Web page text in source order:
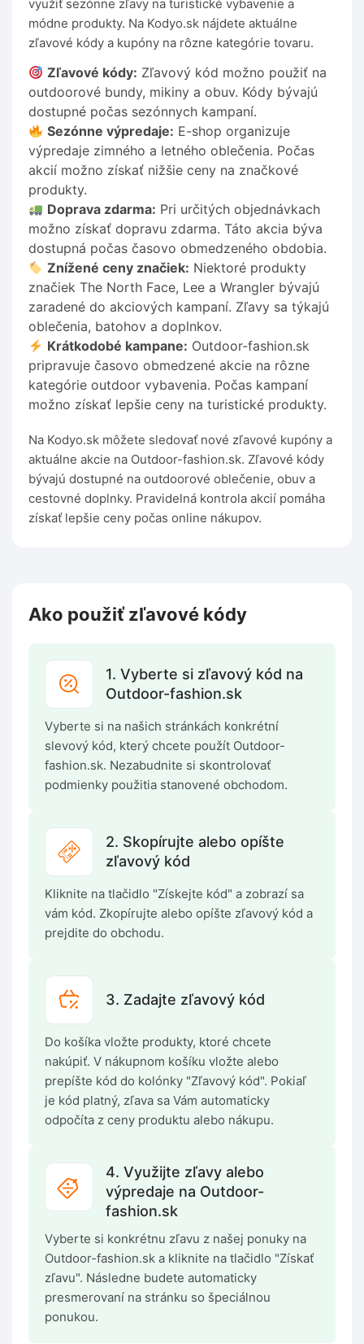
využiť sezónne zľavy na turistické vybavenie a
módne produkty. Na Kodyo.sk nájdete aktuálne
zľavové kódy a kupóny na rôzne kategórie tovaru.
Zľavové kódy: Zľavový kód možno použiť na
outdoorové bundy, mikiny a obuv. Kódy bývajú
dostupné počas sezónnych kampaní.
Sezónne výpredaje: E-shop organizuje
výpredaje zimného a letného oblečenia. Počas
akcií možno získať nižšie ceny na značkové
produkty.
Doprava zdarma: Pri určitých objednávkach
možno získať dopravu zdarma. Táto akcia býva
dostupná počas časovo obmedzeného obdobia.
Znížené ceny značiek: Niektoré produkty
značiek The North Face, Lee a Wrangler bývajú
zaradené do akciových kampaní. Zľavy sa týkajú
oblečenia, batohov a doplnkov.
Krátkodobé kampane: Outdoor-fashion.sk
pripravuje časovo obmedzené akcie na rôzne
kategórie outdoor vybavenia. Počas kampaní
možno získať lepšie ceny na turistické produkty.
Na Kodyo.sk môžete sledovať nové zľavové kupóny a
aktuálne akcie na Outdoor-fashion.sk. Zľavové kódy
bývajú dostupné na outdoorové oblečenie, obuv a
cestovné doplnky. Pravidelná kontrola akcií pomáha
získať lepšie ceny počas online nákupov.
Ako použiť zľavové kódy
1. Vyberte si zľavový kód na
Outdoor-fashion.sk
Vyberte si na našich stránkách konkrétní
slevový kód, který chcete použít Outdoor-
fashion.sk. Nezabudnite si skontrolovať
podmienky použitia stanovené obchodom.
2. Skopírujte alebo opíšte
zľavový kód
Kliknite na tlačidlo "Získejte kód" a zobrazí sa
vám kód. Zkopírujte alebo opíšte zľavový kód a
prejdite do obchodu.
3. Zadajte zľavový kód
Do košíka vložte produkty, ktoré chcete
nakúpiť. V nákupnom košíku vložte alebo
prepíšte kód do kolónky "Zľavový kód". Pokiaľ
je kód platný, zľava sa Vám automaticky
odpočíta z ceny produktu alebo nákupu.
4. Využijte zľavy alebo
výpredaje na Outdoor-
fashion.sk
Vyberte si konkrétnu zľavu z našej ponuky na
Outdoor-fashion.sk a kliknite na tlačidlo "Získať
zľavu". Následne budete automaticky
presmerovaní na stránku so špeciálnou
ponukou.